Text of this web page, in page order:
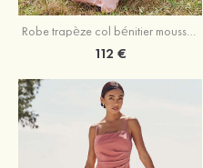
Robe trapèze col bénitier mousseline ras du sol robe de demoiselle d'honneur
112 €